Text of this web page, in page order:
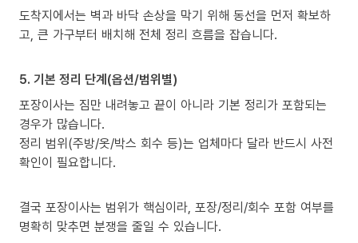
도착지에서는 벽과 바닥 손상을 막기 위해 동선을 먼저 확보하
고, 큰 가구부터 배치해 전체 정리 흐름을 잡습니다.
5. 기본 정리 단계(옵션/범위별)
포장이사는 짐만 내려놓고 끝이 아니라 기본 정리가 포함되는
경우가 많습니다.
정리 범위(주방/옷/박스 회수 등)는 업체마다 달라 반드시 사전
확인이 필요합니다.
결국 포장이사는 범위가 핵심이라, 포장/정리/회수 포함 여부를
명확히 맞추면 분쟁을 줄일 수 있습니다.